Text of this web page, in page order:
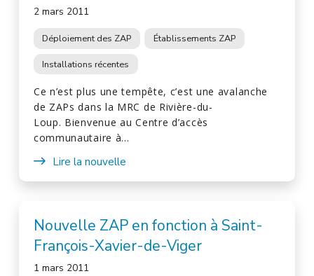
2 mars 2011
Déploiement des ZAP Établissements ZAP
Installations récentes
Ce n’est plus une tempête, c’est une avalanche
de ZAPs dans la MRC de Rivière-du-
Loup. Bienvenue au Centre d’accès
communautaire à…
Lire la nouvelle
Nouvelle ZAP en fonction à Saint-
François-Xavier-de-Viger
1 mars 2011